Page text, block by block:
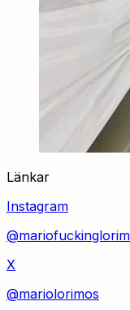
Länkar
Instagram
X
@mariolorimos